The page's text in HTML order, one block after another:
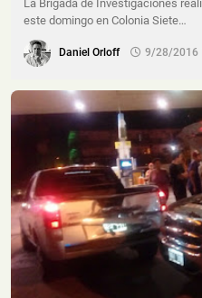
La Brigada de Investigaciones
este domingo en Colonia Siete…
Daniel Orloff 9/28/2016